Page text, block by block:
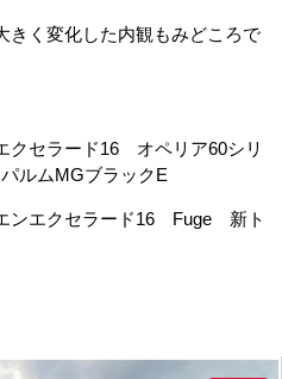
きく変化した内観もみどころで
クセラード16 オペリア60シリ
ルムMGブラックE
ンエクセラード16 Fuge 新ト